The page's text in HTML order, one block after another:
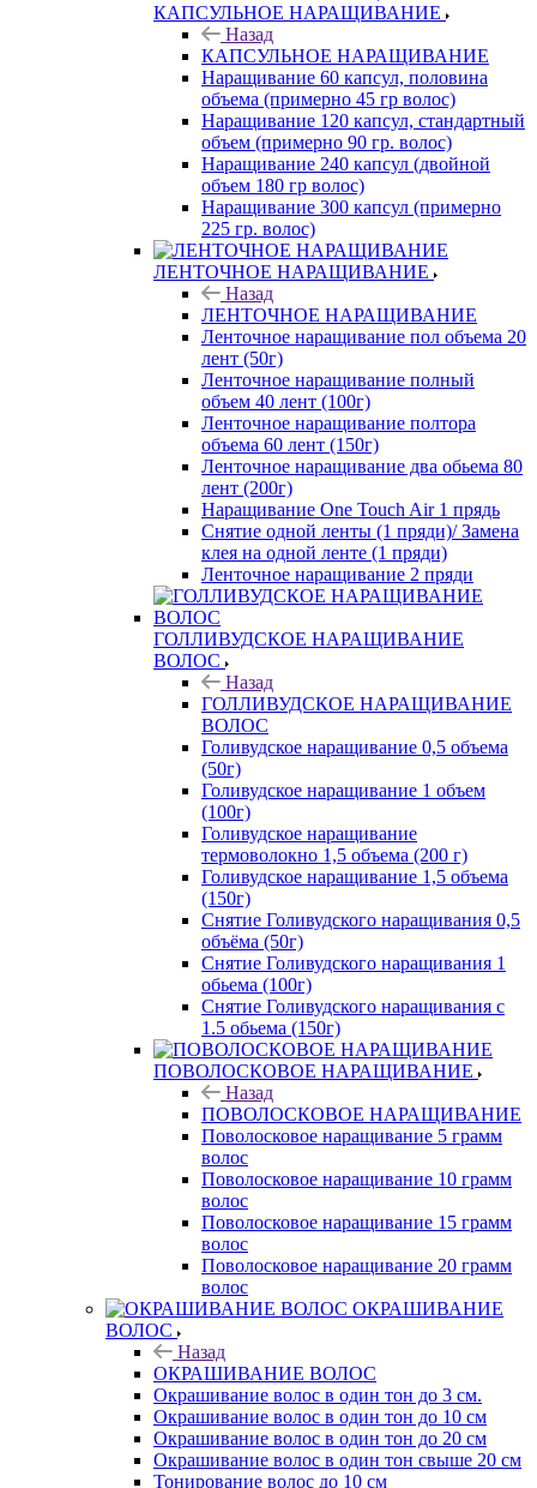
КАПСУЛЬНОЕ НАРАЩИВАНИЕ
Назад
КАПСУЛЬНОЕ НАРАЩИВАНИЕ
Наращивание 60 капсул, половина
объема (примерно 45 гр волос)
Наращивание 120 капсул, стандартный
объем (примерно 90 гр. волос)
Наращивание 240 капсул (двойной
объем 180 гр волос)
Наращивание 300 капсул (примерно
225 гр. волос)
ЛЕНТОЧНОЕ НАРАЩИВАНИЕ
Назад
ЛЕНТОЧНОЕ НАРАЩИВАНИЕ
Ленточное наращивание пол объема 20
лент (50г)
Ленточное наращивание полный
объем 40 лент (100г)
Ленточное наращивание полтора
объема 60 лент (150г)
Ленточное наращивание два обьема 80
лент (200г)
Наращивание One Touch Air 1 прядь
Снятие одной ленты (1 пряди)/ Замена
клея на одной ленте (1 пряди)
Ленточное наращивание 2 пряди
ГОЛЛИВУДСКОЕ НАРАЩИВАНИЕ
ВОЛОС
Назад
ГОЛЛИВУДСКОЕ НАРАЩИВАНИЕ
ВОЛОС
Голивудское наращивание 0,5 объема
(50г)
Голивудское наращивание 1 объем
(100г)
Голивудское наращивание
термоволокно 1,5 объема (200 г)
Голивудское наращивание 1,5 объема
(150г)
Снятие Голивудского наращивания 0,5
объёма (50г)
Снятие Голивудского наращивания 1
обьема (100г)
Снятие Голивудского наращивания с
1.5 обьема (150г)
ПОВОЛОСКОВОЕ НАРАЩИВАНИЕ
Назад
ПОВОЛОСКОВОЕ НАРАЩИВАНИЕ
Поволосковое наращивание 5 грамм
волос
Поволосковое наращивание 10 грамм
волос
Поволосковое наращивание 15 грамм
волос
Поволосковое наращивание 20 грамм
волос
ОКРАШИВАНИЕ
ВОЛОС
Назад
ОКРАШИВАНИЕ ВОЛОС
Окрашивание волос в один тон до 3 см.
Окрашивание волос в один тон до 10 см
Окрашивание волос в один тон до 20 см
Окрашивание волос в один тон свыше 20 см
Тонирование волос до 10 см